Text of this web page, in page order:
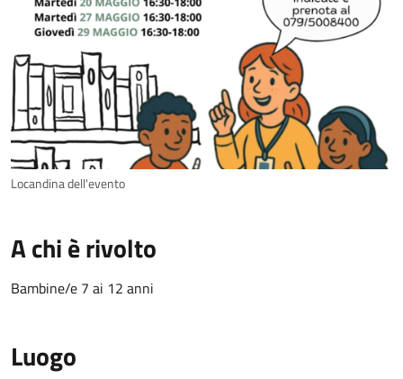
Locandina dell'evento
A chi è rivolto
Bambine/e 7 ai 12 anni
Luogo